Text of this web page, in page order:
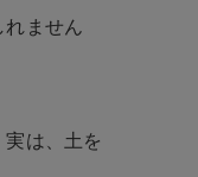
れません
は、土を